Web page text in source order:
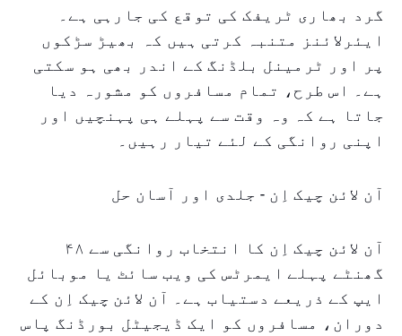
گرد بھاری ٹریفک کی توقع کی جارہی ہے۔
ایئرلائنز متنبہ کرتی ہیں کہ بھیڑ سڑکوں
پر اور ٹرمینل بلڈنگ کے اندر بھی ہو سکتی
ہے۔ اس طرح، تمام مسافروں کو مشورہ دیا
جاتا ہے کہ وہ وقت سے پہلے ہی پہنچیں اور
اپنی روانگی کے لئے تیار رہیں۔
آن لائن چیک اِن - جلدی اور آسان حل
آن لائن چیک اِن کا انتخاب روانگی سے ۴۸
گھنٹے پہلے ایمرٹس کی ویب سائٹ یا موبائل
ایپ کے ذریعے دستیاب ہے۔ آن لائن چیک اِن کے
دوران، مسافروں کو ایک ڈیجیٹل بورڈنگ پاس